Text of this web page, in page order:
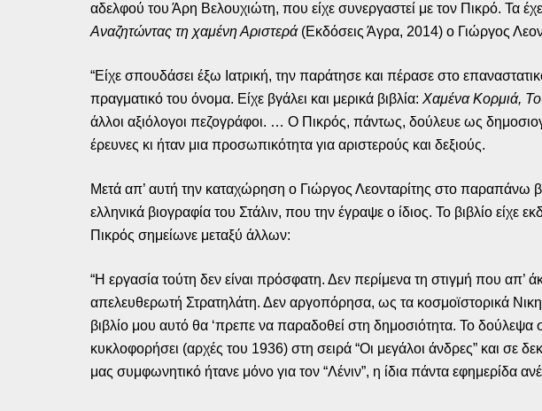
αδελφού του Άρη Βελουχιώτη, που είχε συνεργαστεί με τον Πικρό. Τα
Αναζητώντας τη χαμένη Αριστερά(Εκδόσεις Άγρα, 2014) ο Γιώργος
“Είχε σπουδάσει έξω Ιατρική, την παράτησε και πέρασε στο
πραγματικό του όνομα. Είχε βγάλει και μερικά βιβλία: Χαμένα Κορμιά,
άλλοι αξιόλογοι πεζογράφοι. … Ο Πικρός, πάντως, δούλευε ως
έρευνες κι ήταν μια προσωπικότητα για αριστερούς και δεξιούς.
Μετά απ’ αυτή την καταχώρηση ο Γιώργος Λεονταρίτης στο παραπάνω
ελληνικά βιογραφία του Στάλιν, που την έγραψε ο ίδιος. Το βιβλίο
Πικρός σημείωνε μεταξύ άλλων:
“Η εργασία τούτη δεν είναι πρόσφατη. Δεν περίμενα τη στιγμή που
απελευθερωτή Στρατηλάτη. Δεν αργοπόρησα, ως τα κοσμοϊστορικά
βιβλίο μου αυτό θα ‘πρεπε να παραδοθεί στη δημοσιότητα. Το δούλεψα
κυκλοφορήσει (αρχές του 1936) στη σειρά “Οι μεγάλοι άνδρες” και σε
μας συμφωνητικό ήτανε μόνο για τον “Λένιν”, η ίδια πάντα εφημερίδα